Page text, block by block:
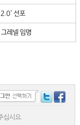
2.0' 선포
레넬 임명
십시요.